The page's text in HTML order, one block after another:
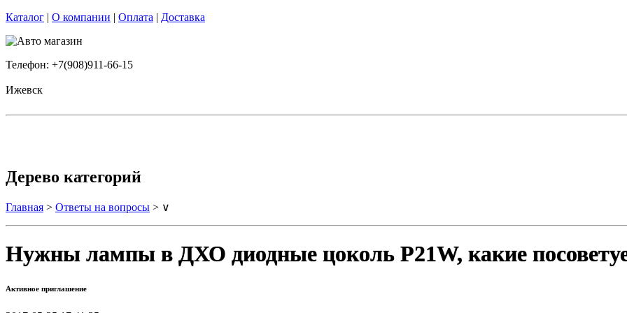
Каталог | О компании | Оплата | Доставка
Телефон: +7(908)911-66-15
Ижевск
Дерево категорий
Главная > Ответы на вопросы > ∨
Нужны лампы в ДХО диодные цоколь P21W, какие
Активное приглашение